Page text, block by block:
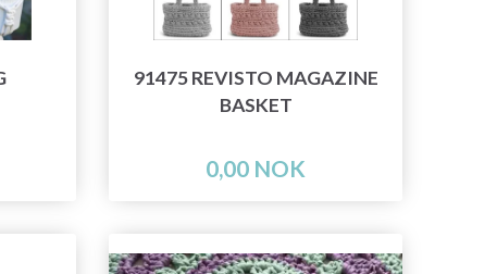
91475 REVISTO MAGAZINE
BASKET
0,00 NOK